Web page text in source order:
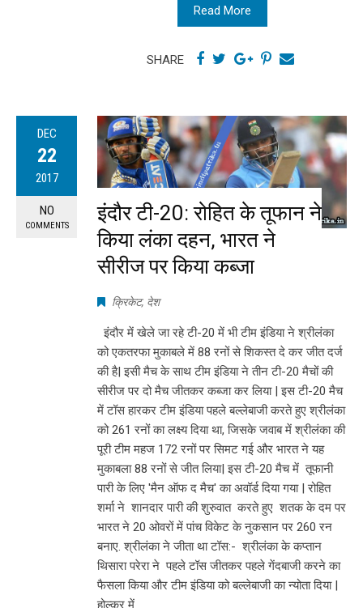
Read More
SHARE
DEC
22
2017
NO
COMMENTS
इंदौर टी-20: रोहित के तूफान ने
किया लंका दहन, भारत ने
सीरीज पर किया कब्जा
क्रिकेट, देश
इंदौर में खेले जा रहे टी-20 में भी टीम इंडिया ने श्रीलंका
को एकतरफा मुकाबले में 88 रनों से शिकस्त दे कर जीत दर्ज
की है| इसी मैच के साथ टीम इंडिया ने तीन टी-20 मैचों की
सीरीज पर दो मैच जीतकर कब्जा कर लिया | इस टी-20 मैच
में टॉस हारकर टीम इंडिया पहले बल्लेबाजी करते हुए श्रीलंका
को 261 रनों का लक्ष्य दिया था, जिसके जवाब में श्रीलंका की
पूरी टीम महज 172 रनों पर सिमट गई और भारत ने यह
मुकाबला 88 रनों से जीत लिया| इस टी-20 मैच में तूफानी
पारी के लिए 'मैन ऑफ द मैच' का अवॉर्ड दिया गया | रोहित
शर्मा ने शानदार पारी की शुरुवात करते हुए शतक के दम पर
भारत ने 20 ओवरों में पांच विकेट के नुकसान पर 260 रन
बनाए. श्रीलंका ने जीता था टॉस:- श्रीलंका के कप्तान
थिसारा परेरा ने पहले टॉस जीतकर पहले गेंदबाजी करने का
फैसला किया और टीम इंडिया को बल्लेबाजी का न्योता दिया |
होल्कर में